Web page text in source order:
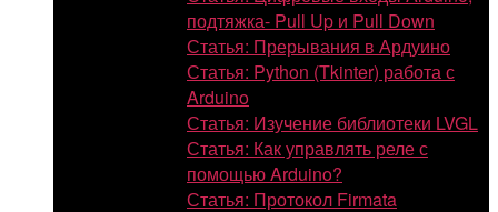
подтяжка- Pull Up и Pull Down
Статья: Прерывания в Ардуино
Статья: Python (Tkinter) работа с
Arduino
Статья: Изучение библиотеки LVGL
Статья: Как управлять реле с
помощью Arduino?
Статья: Протокол Firmata